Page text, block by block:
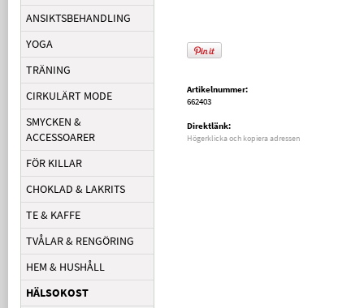
ANSIKTSBEHANDLING
YOGA
TRÄNING
CIRKULÄRT MODE
SMYCKEN &
ACCESSOARER
FÖR KILLAR
CHOKLAD & LAKRITS
TE & KAFFE
TVÅLAR & RENGÖRING
HEM & HUSHÅLL
HÄLSOKOST
Artikelnummer:
662403
Direktlänk:
Högerklicka och kopiera adressen